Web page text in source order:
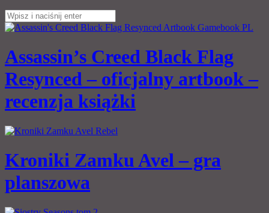
Szukaj:
Assassin’s Creed Black Flag
Resynced – oficjalny artbook –
recenzja książki
Kroniki Zamku Avel – gra
planszowa